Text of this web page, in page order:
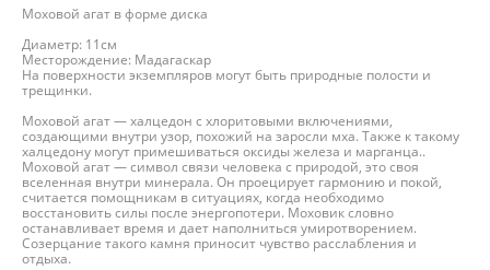
Моховой агат в форме диска
Диаметр: 11см
Месторождение: Мадагаскар
На поверхности экземпляров могут быть природные полости и
трещинки.
Моховой агат — халцедон с хлоритовыми включениями,
создающими внутри узор, похожий на заросли мха. Также к такому
халцедону могут примешиваться оксиды железа и марганца..
Моховой агат — символ связи человека с природой, это своя
вселенная внутри минерала. Он проецирует гармонию и покой,
считается помощникам в ситуациях, когда необходимо
восстановить силы после энергопотери. Моховик словно
останавливает время и дает наполниться умиротворением.
Созерцание такого камня приносит чувство расслабления и
отдыха.